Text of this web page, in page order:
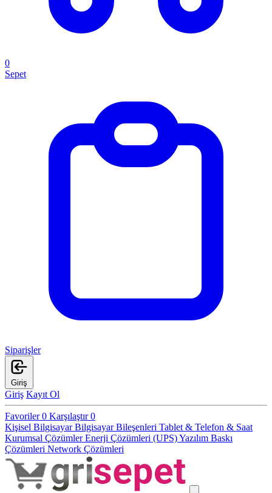
0
Sepet
Siparişler
Giriş
Giriş Kayıt Ol
Favoriler0 Karşılaştır0
Kişisel BilgisayarBilgisayar Bileşenleri Tablet & Telefon & Saat
Kurumsal ÇözümlerEnerji Çözümleri (UPS)Yazılım Baskı
Çözümleri Network Çözümleri